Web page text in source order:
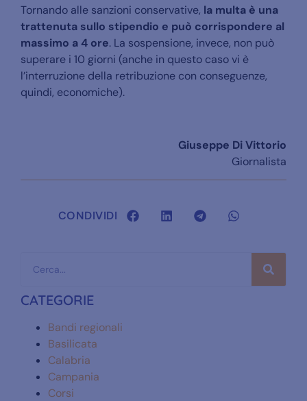
Tornando alle sanzioni conservative, la multa è una
trattenuta sullo stipendio e può corrispondere al
massimo a 4 ore. La sospensione, invece, non può
superare i 10 giorni (anche in questo caso vi è
l’interruzione della retribuzione con conseguenze,
quindi, economiche).
Giuseppe Di Vittorio
Giornalista
CONDIVIDI
CATEGORIE
Bandi regionali
Basilicata
Calabria
Campania
Corsi